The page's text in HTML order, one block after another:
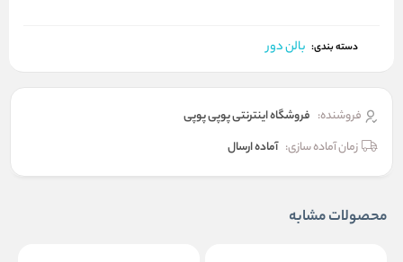
دسته بندی: بالن دور
فروشنده: فروشگاه اینترنتی پوپی پوپی
زمان آماده سازی: آماده ارسال
محصولات مشابه